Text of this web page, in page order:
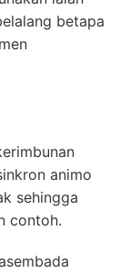
betapa
animo
sehingga
contoh.